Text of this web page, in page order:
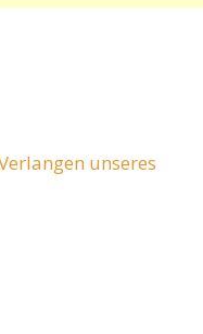
unseres